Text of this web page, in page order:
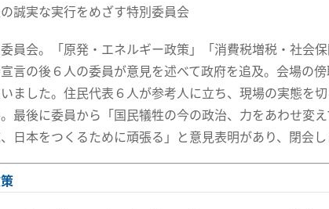
誠実な実行をめざす特別委員会
員会。「原発・エネルギー政策」「消費税増税・社会
言の後６人の委員が意見を述べて政府を追及。会場の
ました。住民代表６人が参考人に立ち、現場の実態を
最後に委員から「国民犠牲の今の政治、力をあわせ変
日本をつくるために頑張る」と意見表明があり、閉会し